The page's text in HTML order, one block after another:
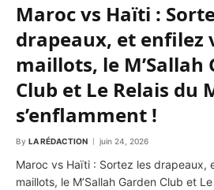
Maroc vs Haïti :
drapeaux, et enfilez
maillots, le M’Sallah
Club et Le Relais du
s’enflamment !
By LA RÉDACTION juin 24, 2026
Maroc vs Haïti : Sortez les drapeaux,
maillots, le M’Sallah Garden Club et